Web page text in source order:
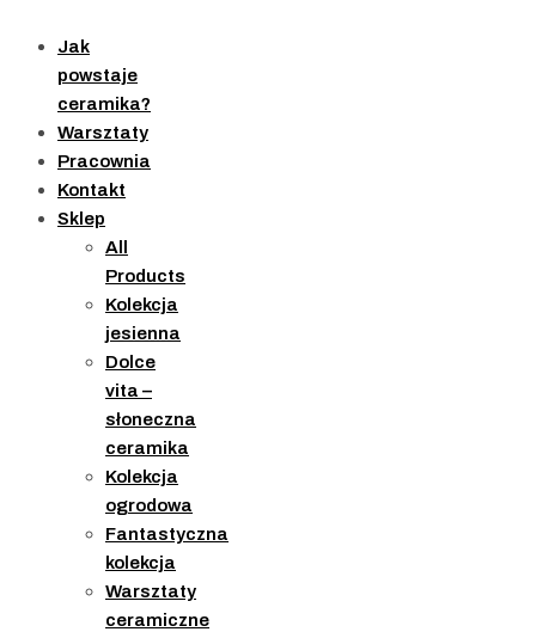
Jak
powstaje
ceramika?
Warsztaty
Pracownia
Kontakt
Sklep
All
Products
Kolekcja
jesienna
Dolce
vita –
słoneczna
ceramika
Kolekcja
ogrodowa
Fantastyczna
kolekcja
Warsztaty
ceramiczne